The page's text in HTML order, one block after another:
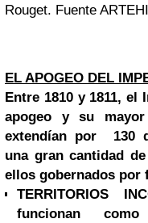
Rouget. Fuente
EL APOGEO DEL
Entre 1810 y 1811, el
apogeo y su
extendían por
130
una gran cantidad
ellos gobernados por
TERRITORIOS
funcionan como